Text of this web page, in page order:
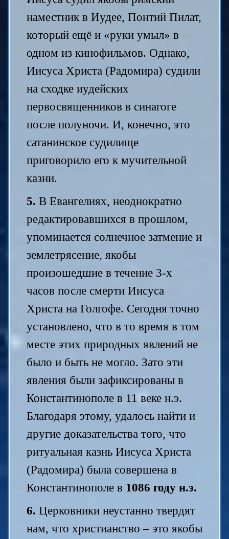
наместник в Иудее, Понтий Пилат,
который ещё и «руки умыл» в
одном из кинофильмов. Однако,
Иисуса Христа (Радомира) судили
на сходке иудейских
первосвященников в синагоге
после полуночи. И, конечно, это
сатанинское судилище
приговорило его к мучительной
казни.
5. В Евангелиях, неоднократно
редактировавшихся в прошлом,
упоминается солнечное затмение и
землетрясение, якобы
произошедшие в течение 3-х
часов после смерти Иисуса
Христа на Голгофе. Сегодня точно
установлено, что в то время в том
месте этих природных явлений не
было и быть не могло. Зато эти
явления были зафиксированы в
Константинополе в 11 веке н.э.
Благодаря этому, удалось найти и
другие доказательства того, что
ритуальная казнь Иисуса Христа
(Радомира) была совершена в
Константинополе в 1086 году н.э.
6. Церковники неустанно твердят
нам, что христианство – это якобы